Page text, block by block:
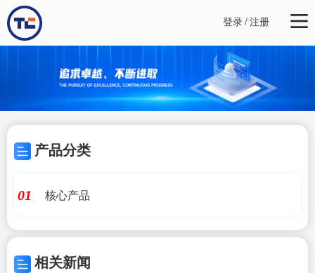
登录/注册
产品分类
01 核心产品
相关新闻